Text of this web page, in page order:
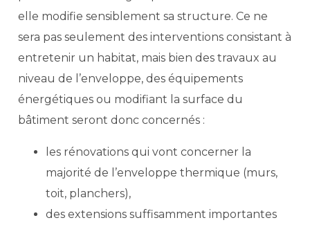
elle modifie sensiblement sa structure. Ce ne
sera pas seulement des interventions consistant à
entretenir un habitat, mais bien des travaux au
niveau de l’enveloppe, des équipements
énergétiques ou modifiant la surface du
bâtiment seront donc concernés :
les rénovations qui vont concerner la
majorité de l’enveloppe thermique (murs,
toit, planchers),
des extensions suffisamment importantes